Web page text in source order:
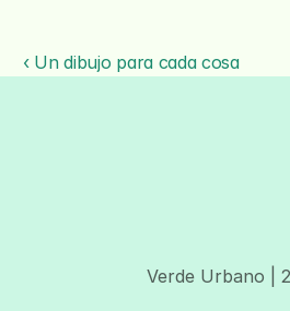
‹ Un dibujo para cada cosa
Verde Urbano |